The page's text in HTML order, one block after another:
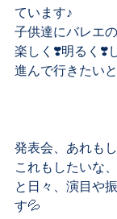
ています♪﻿
子供達にバレエ
楽しく❣️明るく❣️
進んで行きたい
発表会、あれも
これもしたいな、
と日々、演目や
す💦﻿